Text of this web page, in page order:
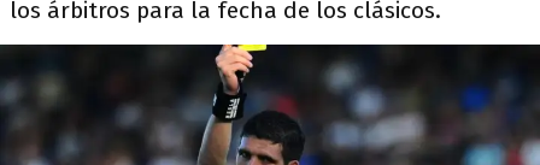
los árbitros para la fecha de los clásicos.